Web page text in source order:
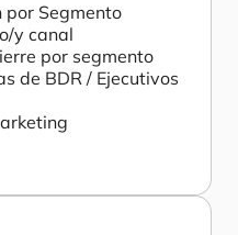
por Segmento
y canal
por segmento
de BDR / Ejecutivos